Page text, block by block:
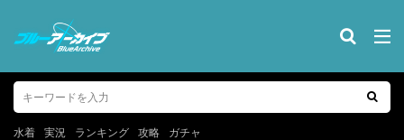
水着 実況 ランキング 攻略 ガチャ